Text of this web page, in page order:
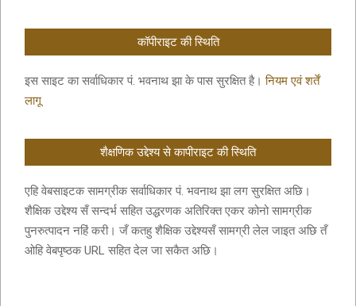
कॉपीराइट की स्थिति
इस साइट का सर्वाधिकार पं. भवनाथ झा के पास सुरक्षित है।नियम एवं शर्तें
लागू
शैक्षणिक उद्देश्य से कापीराइट की स्थिति
एहि वेबसाइटक सामग्रीक सर्वाधिकार पं. भवनाथ झा लग सुरक्षित अछि।
शैक्षिक उद्देश्य सँ सन्दर्भ सहित उद्धरणक अतिरिक्त एकर कोनो सामग्रीक
पुनरुत्पादन नहिं करी। जँ कतहु शैक्षिक उद्देश्यसँ सामग्री लेल जाइत अछि तँ
ओहि वेबपृष्ठक URL सहित देल जा सकैत अछि।